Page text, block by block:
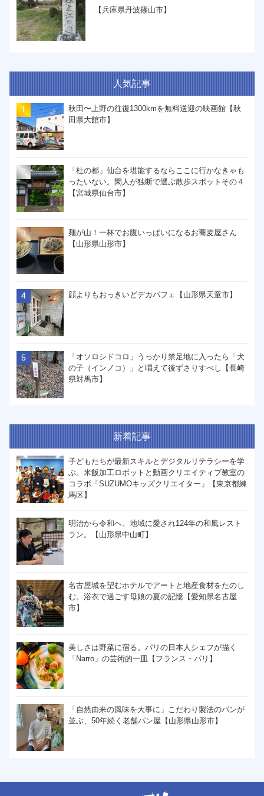
【兵庫県丹波篠山市】
人気記事
秋田〜上野の往復1300kmを無料送迎の映画館【秋
田県大館市】
「杜の都」仙台を堪能するならここに行かなきゃも
ったいない。閑人が独断で選ぶ散歩スポットその４
【宮城県仙台市】
麺が山！一杯でお腹いっぱいになるお蕎麦屋さん
【山形県山形市】
顔よりもおっきいどデカパフェ【山形県天童市】
「オソロシドコロ」うっかり禁足地に入ったら「犬
の子（インノコ）」と唱えて後ずさりすべし【長崎
県対馬市】
新着記事
子どもたちが最新スキルとデジタルリテラシーを学
ぶ。米飯加工ロボットと動画クリエイティブ教室の
コラボ「SUZUMOキッズクリエイター」【東京都練
馬区】
明治から令和へ、地域に愛され124年の和風レスト
ラン。【山形県中山町】
名古屋城を望むホテルでアートと地産食材をたのし
む。浴衣で過ごす母娘の夏の記憶【愛知県名古屋
市】
美しさは野菜に宿る。パリの日本人シェフが描く
「Narro」の芸術的一皿【フランス・パリ】
「自然由来の風味を大事に」こだわり製法のパンが
並ぶ、50年続く老舗パン屋【山形県山形市】